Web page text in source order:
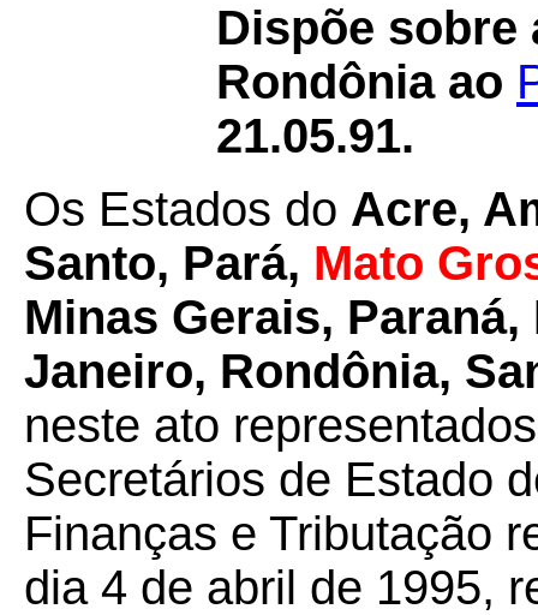
Dispõe sobre
Rondônia ao
21.05.91.
Os Estados do Acre,
Santo, Pará, Mato
Minas Gerais,
Janeiro, Rondônia,
neste ato
Secretários de Estado
Finanças e Tributação
dia 4 de abril de 1995,